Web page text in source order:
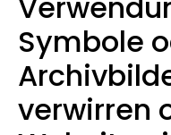
Symbole
verwirren